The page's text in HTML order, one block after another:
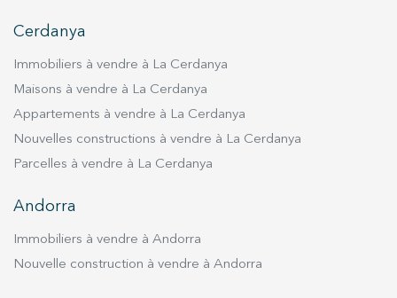
Cerdanya
Immobiliers à vendre à La Cerdanya
Maisons à vendre à La Cerdanya
Appartements à vendre à La Cerdanya
Nouvelles constructions à vendre à La Cerdanya
Parcelles à vendre à La Cerdanya
Andorra
Immobiliers à vendre à Andorra
Nouvelle construction à vendre à Andorra